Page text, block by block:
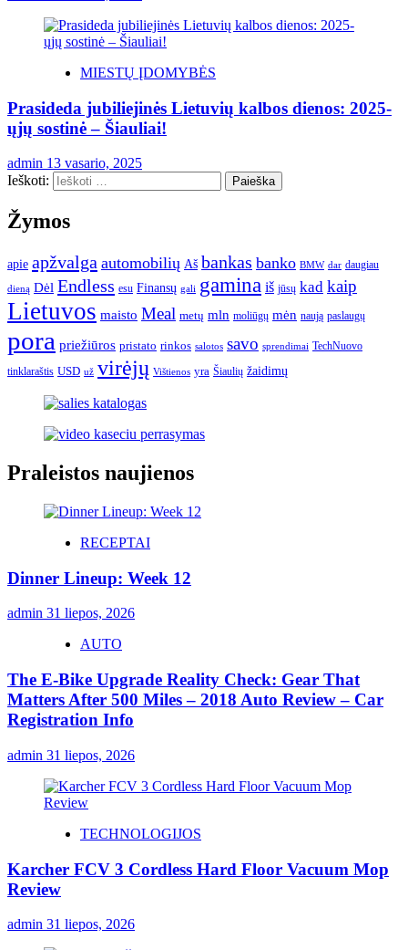
MIESTŲ ĮDOMYBĖS
Prasideda jubiliejinės Lietuvių kalbos dienos: 2025-
ųjų sostinė – Šiauliai!
admin 13 vasario, 2025
Ieškoti:
Žymos
apie apžvalga automobilių Aš bankas banko BMW dar daugiau
dieną Dėl Endless esu Finansų gali gamina iš jūsų kad kaip
Lietuvos maisto Meal metų mln moliūgų mėn naują paslaugų
pora priežiūros pristato rinkos salotos savo sprendimai TechNuovo
tinklaraštis USD už virėjų Vištienos yra Šiaulių žaidimų
Praleistos naujienos
RECEPTAI
Dinner Lineup: Week 12
admin 31 liepos, 2026
AUTO
The E-Bike Upgrade Reality Check: Gear That
Matters After 500 Miles – 2018 Auto Review – Car
Registration Info
admin 31 liepos, 2026
TECHNOLOGIJOS
Karcher FCV 3 Cordless Hard Floor Vacuum Mop
Review
admin 31 liepos, 2026